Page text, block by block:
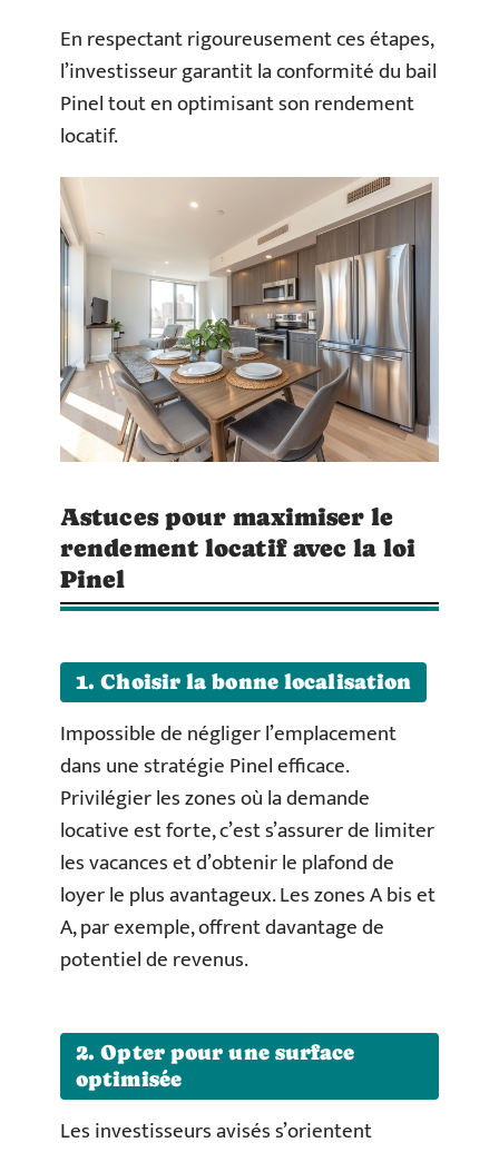
En respectant rigoureusement ces étapes,
l’investisseur garantit la conformité du bail
Pinel tout en optimisant son rendement
locatif.
Astuces pour maximiser le
rendement locatif avec la loi
Pinel
1. Choisir la bonne localisation
Impossible de négliger l’emplacement
dans une stratégie Pinel efficace.
Privilégier les zones où la demande
locative est forte, c’est s’assurer de limiter
les vacances et d’obtenir le plafond de
loyer le plus avantageux. Les zones A bis et
A, par exemple, offrent davantage de
potentiel de revenus.
2. Opter pour une surface
optimisée
Les investisseurs avisés s’orientent